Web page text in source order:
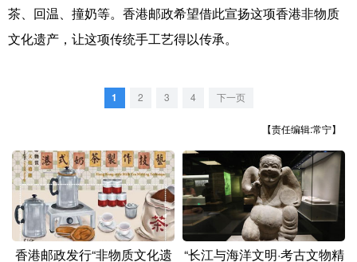
多语种频道
Русский язык 日本語
茶、回温、撞奶等。香港邮政希望借此宣扬这项香港非物质
文化遗产，让这项传统手工艺得以传承。
1 2 3 4 下一页
【责任编辑:常宁】
香港邮政发行“非物质文化遗
“长江与海洋文明·考古文物精